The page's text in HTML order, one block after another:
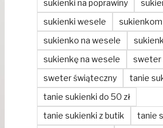
sukienki na poprawiny
sukienki wesele
sukienkom
sukienko na wesele
sukienkę na wesele
sweter
sweter świąteczny
tanie
tanie sukienki do 50 zł
tanie sukienki z butik
tanie